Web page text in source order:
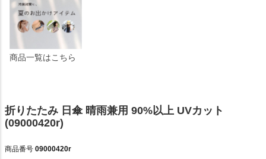
商品一覧はこちら
折りたたみ 日傘 晴雨兼用 90%以上 UVカット
(09000420r)
商品番号 09000420r